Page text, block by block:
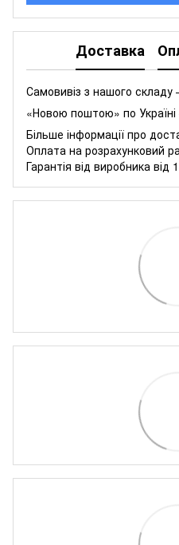
Доставка
Самовивіз з нашого
«Новою поштою» по
Більше інформації про
Оплата на розрахунковий
Гарантія від виробника від